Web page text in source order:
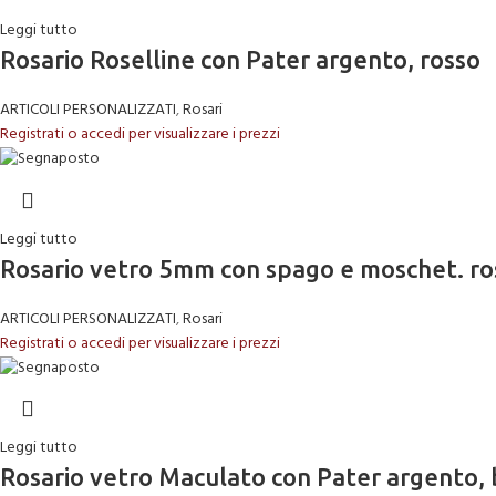
Leggi tutto
Rosario Roselline con Pater argento, rosso
ARTICOLI PERSONALIZZATI,Rosari
Registrati o accedi per visualizzare i prezzi
Leggi tutto
Rosario vetro 5mm con spago e moschet.
ARTICOLI PERSONALIZZATI,Rosari
Registrati o accedi per visualizzare i prezzi
Leggi tutto
Rosario vetro Maculato con Pater argento,